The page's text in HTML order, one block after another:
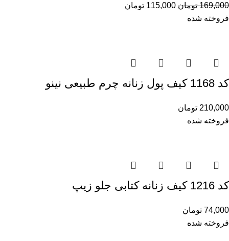
169,000 تومان 115,000 تومان
فروخته شده
کد 1168 کیف پول زنانه چرم طبیعی نینو
210,000 تومان
فروخته شده
کد 1216 کیف زنانه کتابی جلو زیپ
74,000 تومان
فروخته شده